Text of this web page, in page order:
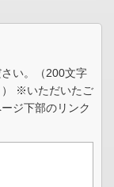
い。（200文字
） ※いただいたご
ジ下部のリンク